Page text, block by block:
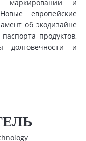
маркировании и
европейские
об экодизайне
продуктов,
долговечности и